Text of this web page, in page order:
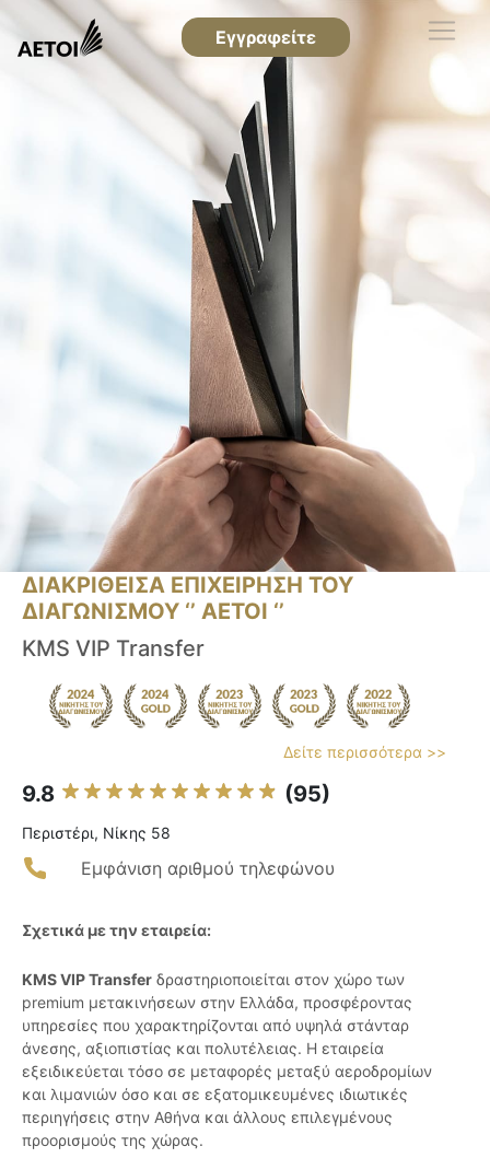
Εγγραφείτε
ΔΙΑΚΡΙΘΕΙΣΑ ΕΠΙΧΕΙΡΗΣΗ ΤΟΥ
ΔΙΑΓΩΝΙΣΜΟΥ ‘’ ΑΕΤΟΙ ‘’
KMS VIP Transfer
Δείτε περισσότερα >>
9.8 (95)
Περιστέρι, Νίκης 58
Εμφάνιση αριθμού τηλεφώνου
Σχετικά με την εταιρεία:
KMS VIP Transfer δραστηριοποιείται στον χώρο των
premium μετακινήσεων στην Ελλάδα, προσφέροντας
υπηρεσίες που χαρακτηρίζονται από υψηλά στάνταρ
άνεσης, αξιοπιστίας και πολυτέλειας. Η εταιρεία
εξειδικεύεται τόσο σε μεταφορές μεταξύ αεροδρομίων
και λιμανιών όσο και σε εξατομικευμένες ιδιωτικές
περιηγήσεις στην Αθήνα και άλλους επιλεγμένους
προορισμούς της χώρας.